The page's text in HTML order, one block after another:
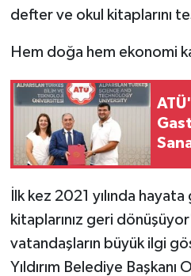
defter ve okul kitaplarını
Hem doğa hem ekonomi
İlk kez 2021 yılında
kitaplarınız geri
vatandaşların büyük ilgi
Yıldırım Belediye Başkanı
KÜLTÜR SANAT
MAGAZİN
Otomobil
POLİTİKA
SİYASET
SPOR HABERLERİ